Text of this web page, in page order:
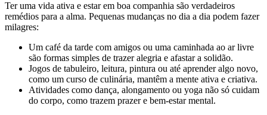
Ter uma vida ativa e estar em boa companhia são verdadeiros
remédios para a alma. Pequenas mudanças no dia a dia podem fazer
milagres:
Um café da tarde com amigos ou uma caminhada ao ar livre
são formas simples de trazer alegria e afastar a solidão.
Jogos de tabuleiro, leitura, pintura ou até aprender algo novo,
como um curso de culinária, mantêm a mente ativa e criativa.
Atividades como dança, alongamento ou yoga não só cuidam
do corpo, como trazem prazer e bem-estar mental.